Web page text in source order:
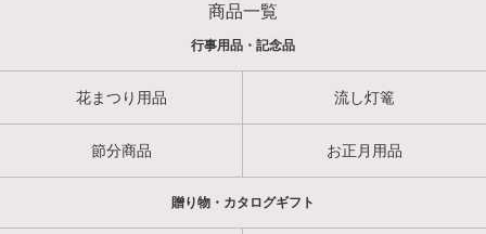
商品一覧
行事用品・記念品
花まつり用品 流し灯篭
節分商品 お正月用品
贈り物・カタログギフト